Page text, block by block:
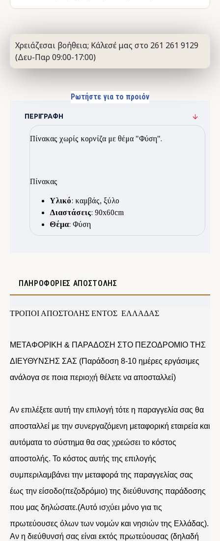
Χρειάζεσαι βοήθεια; Κάλεσέ μας στο 261 261 9129
(Δευ-Παρ 09:00-17:00)
Ρωτήστε για το προιόν
ΠΕΡΙΓΡΑΦΉ
Πίνακας χωρίς κορνίζα με θέμα "Φύση".
Πίνακας
Υλικό: καμβάς, ξύλο
Διαστάσεις: 90x60cm
Θέμα: Φύση
ΠΛΗΡΟΦΟΡΊΕΣ ΑΠΟΣΤΟΛΉΣ
ΤΡΟΠΟΙ ΑΠΟΣΤΟΛΗΣ ΕΝΤΟΣ ΕΛΛΑΔΑΣ
ΜΕΤΑΦΟΡΙΚΗ & ΠΑΡΑΔΟΣΗ ΣΤΟ ΠΕΖΟΔΡΟΜΙΟ ΤΗΣ
ΔΙΕΥΘΥΝΣΗΣ ΣΑΣ (Παράδοση 8-10 ημέρες εργάσιμες
ανάλογα σε ποια περιοχή θέλετε να αποσταλλεί)
Αν επιλέξετε αυτή την επιλογή τότε η παραγγελία σας θα
αποσταλλεί με την συνεργαζόμενη μεταφορική εταιρεία και
αυτόματα το σύστημα θα σας χρεώσει το κόστος
αποστολής. Το κόστος αυτής της επιλογής
συμπεριλαμβάνει την μεταφορά της παραγγελίας σας
έως την είσοδο(πεζοδρόμιο) της διεύθυνσης παράδοσης
που μας δηλώσατε.(Αυτό ισχύει μόνο για τις
πρωτεύουσες όλων των νομών και νησιών της Ελλάδας).
Αν η διεύθυνσή σας είναι εκτός πρωτεύουσας (δηλαδή